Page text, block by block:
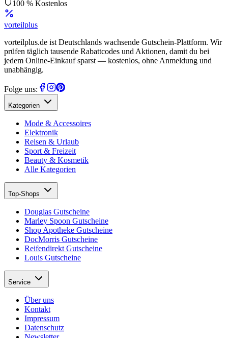
100 % Kostenlos
vorteilplus
vorteilplus.de ist Deutschlands wachsende Gutschein-Plattform. Wir
prüfen täglich tausende Rabattcodes und Aktionen, damit du bei
jedem Online-Einkauf sparst — kostenlos, ohne Anmeldung und
unabhängig.
Folge uns:
Kategorien
Mode & Accessoires
Elektronik
Reisen & Urlaub
Sport & Freizeit
Beauty & Kosmetik
Alle Kategorien
Top-Shops
Douglas Gutscheine
Marley Spoon Gutscheine
Shop Apotheke Gutscheine
DocMorris Gutscheine
Reifendirekt Gutscheine
Louis Gutscheine
Service
Über uns
Kontakt
Impressum
Datenschutz